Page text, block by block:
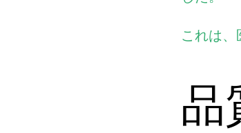
これは、
品